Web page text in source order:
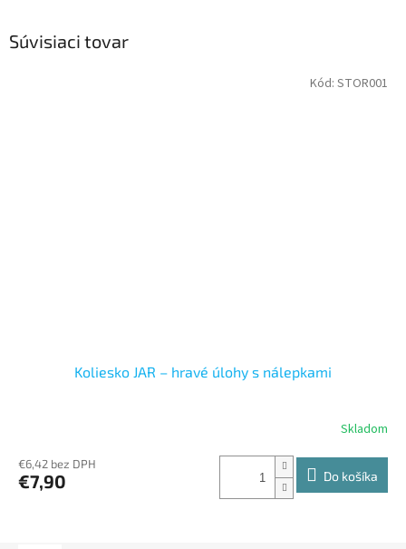
Súvisiaci tovar
Koliesko JAR – hravé úlohy s nálepkami
Skladom
€6,42 bez DPH
€7,90 Do košíka
Kód: STOR001